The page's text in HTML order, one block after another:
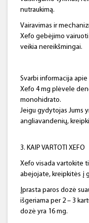
nutraukimą.
Vairavimas ir
Xefo gebėjimo
veikia nereikšmingai.
Svarbi informacija
Xefo 4 mg plėvele
monohidrato.
Jeigu gydytojas Jums
angliavandenių,
3. KAIP VARTOTI XEFO
Xefo visada vartokite
abejojate, kreipkitės į
Įprasta paros dozė
išgeriama per 2 – 3
dozė yra 16 mg.